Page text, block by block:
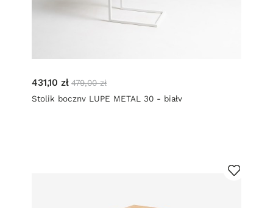
431,10 zł 479,00 zł
Stolik boczny LUPE METAL 30 - biały